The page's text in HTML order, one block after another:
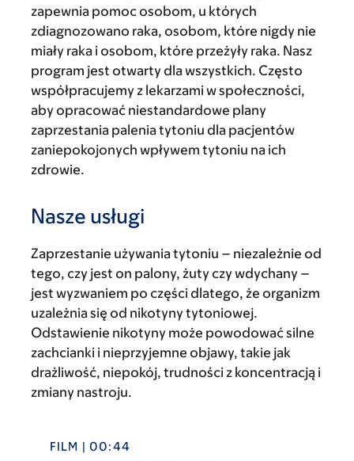
zapewnia pomoc osobom, u których
zdiagnozowano raka, osobom, które nigdy nie
miały raka i osobom, które przeżyły raka. Nasz
program jest otwarty dla wszystkich. Często
współpracujemy z lekarzami w społeczności,
aby opracować niestandardowe plany
zaprzestania palenia tytoniu dla pacjentów
zaniepokojonych wpływem tytoniu na ich
zdrowie.
Nasze usługi
Zaprzestanie używania tytoniu – niezależnie od
tego, czy jest on palony, żuty czy wdychany –
jest wyzwaniem po części dlatego, że organizm
uzależnia się od nikotyny tytoniowej.
Odstawienie nikotyny może powodować silne
zachcianki i nieprzyjemne objawy, takie jak
drażliwość, niepokój, trudności z koncentracją i
zmiany nastroju.
FILM | 00:44